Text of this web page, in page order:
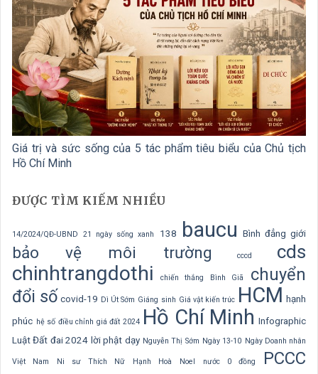
Giá trị và sức sống của 5 tác phẩm tiêu biểu của Chủ tịch
Hồ Chí Minh
ĐƯỢC TÌM KIẾM NHIỀU
14/2024/QĐ-UBND 21 ngày sống xanh 138 baucu Bình đẳng giới
bảo vệ môi trường cccd cds
chinhtrangdothi chiến thắng Bình Giã
chuyển
đổi số covid-19 Dì Út Sớm Giáng sinh Giá vật kiến trúc HCM hạnh
phúc hệ số điều chỉnh giá đất 2024 Hồ Chí Minh Infographic
Luật Đất đai 2024 lời phật dạy Nguyễn Thị Sớm Ngày 13-10 Ngày Doanh nhân
Việt Nam Ni sư Thích Nữ Hạnh Hoà Noel nước 0 đồng PCCC